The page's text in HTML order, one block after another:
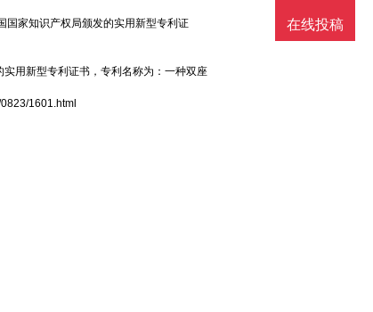
国家知识产权局颁发的实用新型专利证
用新型专利证书，专利名称为：一种双座
1601.html
在线投稿